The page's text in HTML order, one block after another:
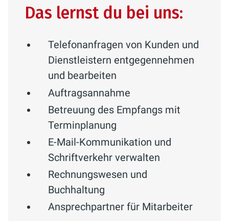
Das lernst du bei uns:
Telefonanfragen von Kunden und
Dienstleistern entgegennehmen
und bearbeiten
Auftragsannahme
Betreuung des Empfangs mit
Terminplanung
E-Mail-Kommunikation und
Schriftverkehr verwalten
Rechnungswesen und
Buchhaltung
Ansprechpartner für Mitarbeiter